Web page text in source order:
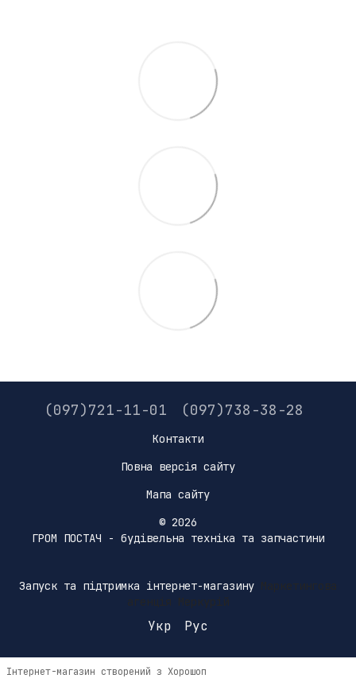
(097)721-11-01 (097)738-38-28
Контакти
Повна версія сайту
Мапа сайту
© 2026
ГРОМ ПОСТАЧ - будівельна техніка та запчастини
Запуск та підтримка інтернет-магазину Маркетингова
агенція Меркурій
Укр Рус
Інтернет-магазин створений з Хорошоп